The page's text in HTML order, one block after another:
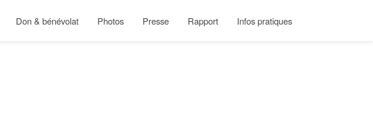
Don & bénévolat Photos Presse Rapport Infos pratiques